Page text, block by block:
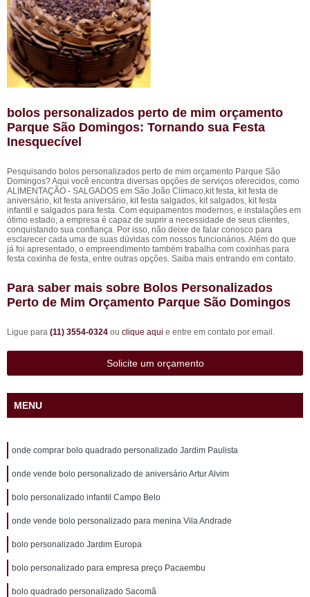
bolos personalizados perto de mim orçamento
Parque São Domingos: Tornando sua Festa
Inesquecível
Pesquisando bolos personalizados perto de mim orçamento Parque São
Domingos? Aqui você encontra diversas opções de serviços oferecidos, como
ALIMENTAÇÃO - SALGADOS em São João Clímaco,kit festa, kit festa de
aniversário, kit festa aniversário, kit festa salgados, kit salgados, kit festa
infantil e salgados para festa. Com equipamentos modernos, e instalações em
ótimo estado, a empresa é capaz de suprir a necessidade de seus clientes,
conquistando sua confiança. Por isso, não deixe de falar conosco para
esclarecer cada uma de suas dúvidas com nossos funcionários. Além do que
já foi apresentado, o empreendimento também trabalha com coxinhas para
festa coxinha de festa, entre outras opções. Saiba mais entrando em contato.
Para saber mais sobre Bolos Personalizados
Perto de Mim Orçamento Parque São Domingos
Ligue para (11) 3554-0324 ou clique aqui e entre em contato por email.
Solicite um orçamento
MENU
onde comprar bolo quadrado personalizado Jardim Paulista
onde vende bolo personalizado de aniversário Artur Alvim
bolo personalizado infantil Campo Belo
onde vende bolo personalizado para menina Vila Andrade
bolo personalizado Jardim Europa
bolo personalizado para empresa preço Pacaembu
bolo quadrado personalizado Sacomã